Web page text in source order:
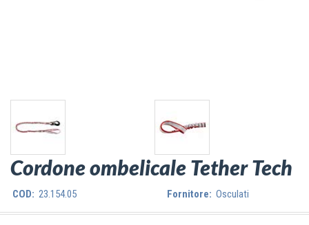
Cordone ombelicale Tether Tech
COD: 23.154.05 Fornitore: Osculati